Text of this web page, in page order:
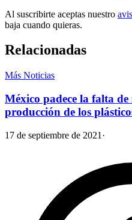
Al suscribirte aceptas nuestro
baja cuando quieras.
Relacionadas
Más Noticias
México padece la falta
producción de los
17 de septiembre de 2021 ·